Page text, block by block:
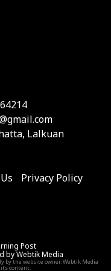
Lalkuan
Privacy Policy
on
Telegram
Post
by Webtik Media
by the website owner. Webtik Media
content.